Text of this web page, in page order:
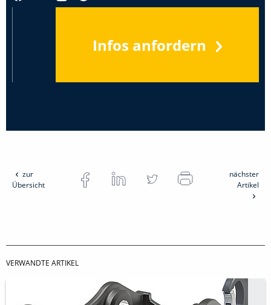
Infos anfordern
zur
Übersicht
nächster
Artikel
VERWANDTE ARTIKEL